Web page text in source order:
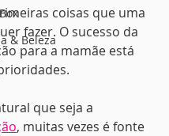
& Beleza
coisas que uma
fazer. O sucesso da
para a mamãe está
que seja a
, muitas vezes é fonte